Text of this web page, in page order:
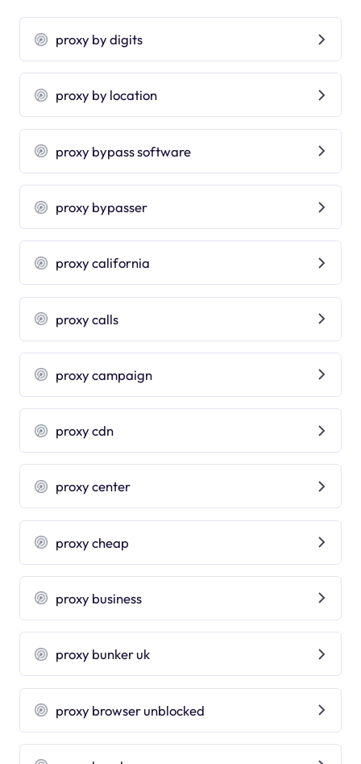
proxy by digits
proxy by location
proxy bypass software
proxy bypasser
proxy california
proxy calls
proxy campaign
proxy cdn
proxy center
proxy cheap
proxy business
proxy bunker uk
proxy browser unblocked